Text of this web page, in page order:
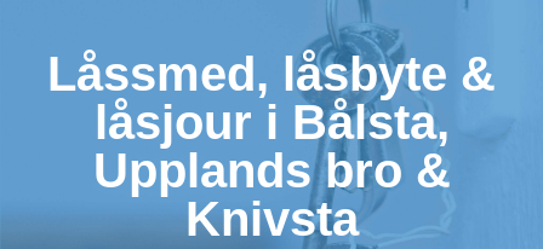
Låssmed, låsbyte &
låsjour i Bålsta,
Upplands bro &
Knivsta